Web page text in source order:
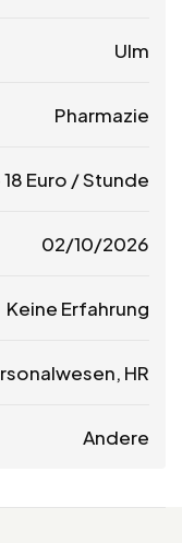
Ulm
Pharmazie
18 Euro / Stunde
02/10/2026
Keine Erfahrung
HR
Andere